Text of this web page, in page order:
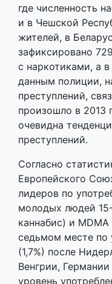
где численность
и в Чешской
жителей, в
зафиксировано
с наркотиками, а
данным полиции,
преступлений,
произошло в 2013
очевидна
преступлений.
Согласно
Европейского
лидеров по
молодых людей
каннабис) и
седьмом месте по
(1,7%) после
Венгрии,
уровень